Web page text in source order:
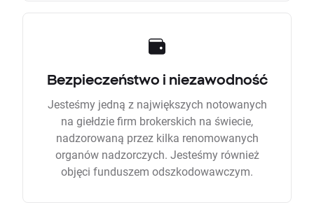
Bezpieczeństwo i niezawodność
Jesteśmy jedną z największych notowanych
na giełdzie firm brokerskich na świecie,
nadzorowaną przez kilka renomowanych
organów nadzorczych. Jesteśmy również
objęci funduszem odszkodowawczym.